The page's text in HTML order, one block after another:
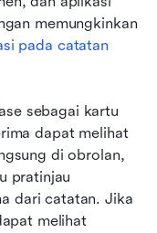
memungkinkan
pada catatan
sebagai kartu
dapat melihat
di obrolan,
pratinjau
dari catatan. Jika
melihat